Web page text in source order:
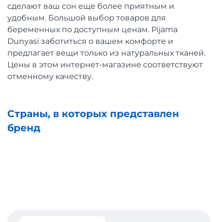
сделают ваш сон еще более приятным и
удобным. Большой выбор товаров для
беременных по доступным ценам. Pijama
Dunyasi заботиться о вашем комфорте и
предлагает вещи только из натуральных тканей.
Цены в этом интернет-магазине соответствуют
отменному качеству.
Страны, в которых представлен
бренд